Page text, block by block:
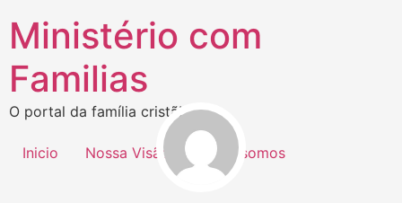
Ministério com
Familias
O portal da família cristã!
Inicio Nossa Visão Quem somos